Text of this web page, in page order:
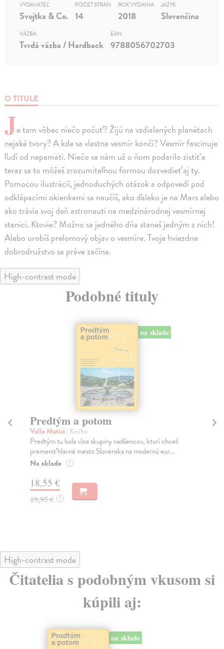
O TITULE
Je tam vôbec niečo počuť? Žijú na vzdialených planétach
nejaké tvory? A kde sa vlastne vesmír končí? Vesmír fascinuje
ľudí od nepamäti. Niečo sa nám už o ňom podarilo zistiť a
teraz sa to môžeš zrozumiteľnou formou dozvedieť aj ty.
Pomocou ilustrácií, jednoduchých otázok a odpovedí pod
odklápacími okienkami sa naučíš, ako ďaleko je na Mars alebo
ako trávia svoj deň astronauti na medzinárodnej vesmírnej
stanici. Ktovie? Možno sa jedného dňa staneš jedným z nich!
Alebo urobíš prelomový objav o vesmíre. Tvoje hviezdne
dobrodružstvo sa práve začína.
VYDAVATEĽ
Svojtka & Co.
POČET STRÁN
14
ROK VYDANIA
2018
JAZYK
Slovenčina
VÄZBA
Tvrdá väzba / Hardback
EAN
9788056702703
High-contrast mode
Podobné tituly
na sklade
Predtým a potom
Vallo Matúš| Kniha
Predtým tu bola vízia skupiny nadšencov, ktorí chceli
premeniť hlavné mesto Slovenska na modernú eur...
Na sklade ?
18,55 €
19,95 € ?
High-contrast mode
Čitatelia s podobným vkusom si
kúpili aj: